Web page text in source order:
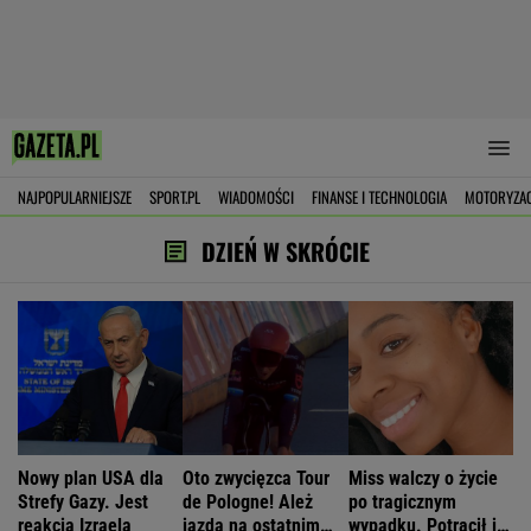
NAJPOPULARNIEJSZE SPORT.PL WIADOMOŚCI FINANSE I TECHNOLOGIA
DZIEŃ W SKRÓCIE
Nowy plan USA dla
Strefy Gazy. Jest
reakcja Izraela
Oto zwycięzca Tour
de Pologne! Ależ
jazda na ostatnim
Miss walczy o życie
po tragicznym
wypadku. Potrącił ją